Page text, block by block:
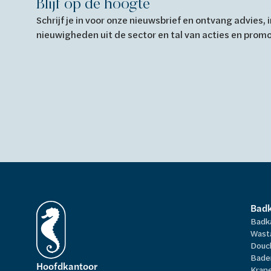
Schrijf je in voor onze nieuwsbrief en ontvang advies,
nieuwigheden uit de sector en tal van acties en
Hoofdkantoor